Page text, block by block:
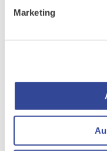
Marketing
Gemeinsam mit
Hörbeispiele sowie
Sie unserem Dozenten
Zum Ende des
Feedback. Sie erhalten
wie Sie Ihre eigenen